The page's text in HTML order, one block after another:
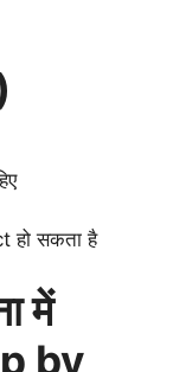
हो सकता है
में
by